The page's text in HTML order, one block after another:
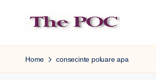
to
contentHome consecinte poluare apa